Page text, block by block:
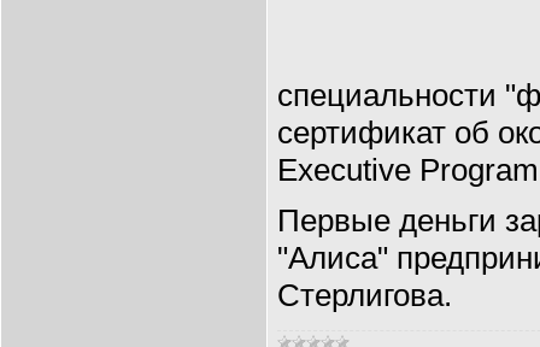
специальности
сертификат об
Executive
Первые деньги
"Алиса"
Стерлигова.